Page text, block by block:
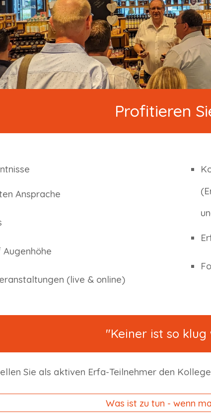
Profitieren
Ansprache
(live & online)
"Keiner ist so klug
Sie als aktiven Erfa-Teilnehmer den
Was ist zu tun - wenn